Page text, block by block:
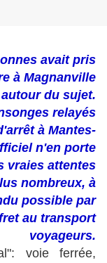
avait pris
à Magnanville
autour du sujet.
relayés
à Mantes-
n'en porte
vraies attentes
nombreux, à
possible par
au transport
voyageurs.
voie ferrée,